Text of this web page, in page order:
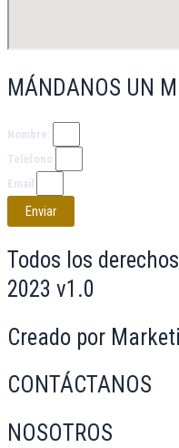
MÁNDANOS UN
Nombre:
Teléfono
Email
Enviar
Todos los
2023 v1.0
Creado por
CONTÁCTANOS
NOSOTROS